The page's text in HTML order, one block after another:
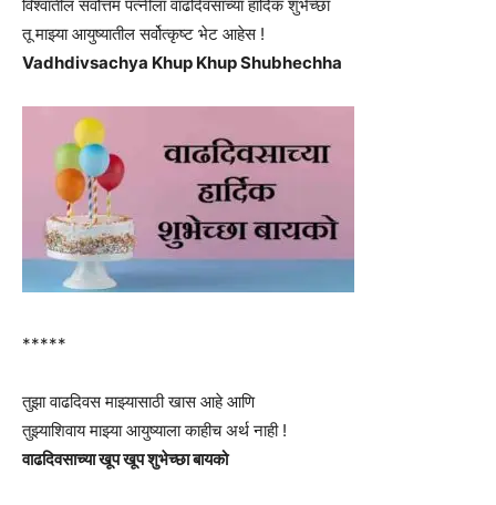
विश्वातील सर्वोत्तम पत्नीला वाढदिवसाच्या हार्दिक शुभेच्छा
तू माझ्या आयुष्यातील सर्वोत्कृष्ट भेट आहेस !
Vadhdivsachya Khup Khup Shubhechha
*****
तुझा वाढदिवस माझ्यासाठी खास आहे आणि
तुझ्याशिवाय माझ्या आयुष्याला काहीच अर्थ नाही !
वाढदिवसाच्या खूप खूप शुभेच्छा बायको